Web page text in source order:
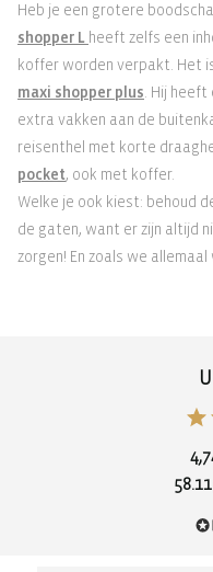
Heb je een grotere
shopper L heeft zelfs een
koffer worden verpakt. Het
maxi shopper plus . Hij
extra vakken aan de
reisenthel met korte
pocket, ook met koffer.
Welke je ook kiest: behoud
de gaten, want er zijn altijd
zorgen! En zoals we